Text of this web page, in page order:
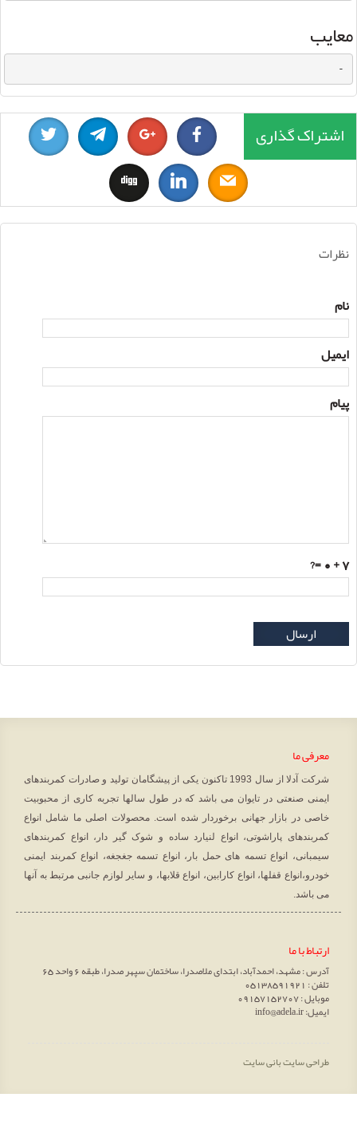
معایب
-
اشتراک گذاری
نظرات
نام
ایمیل
پیام
7 + 0
=?
ارسال
معرفی ما
شرکت آدلا از سال 1993 تاکنون یکی از پیشگامان تولید و صادرات کمربندهای
ایمنی صنعتی در تایوان می باشد که در طول سالها تجربه کاری از محبوبیت
خاصی در بازار جهانی برخوردار شده است. محصولات اصلی ما شامل انواع
کمربندهای پاراشوتی، انواع لنیارد ساده و شوک گیر دار، انواع کمربندهای
سیمبانی، انواع تسمه های حمل بار، انواع تسمه جغجغه، انواع کمربند ایمنی
خودرو،انواع قفلها، انواع کارابین، انواع قلابها، و سایر لوازم جانبی مرتبط به آنها
می باشد.
ارتباط با ما
آدرس : مشهد، احمدآباد، ابتدای ملاصدرا، ساختمان سپهر صدرا، طبقه 6 واحد 65
تلفن : 05138591921
موبایل : 09157152707
ایمیل: info@adela.ir
طراحی سایتبانی سایت